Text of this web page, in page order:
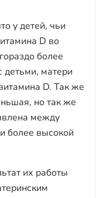
у детей, чьи
D во
более
детьми, матери
D. Так же
но так же
между
более высокой
их работы